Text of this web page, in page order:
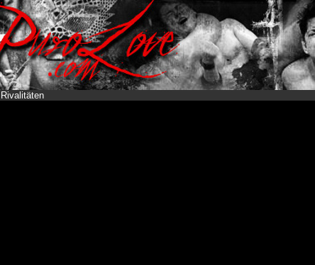
Rivalitäten